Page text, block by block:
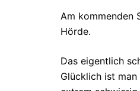
Am kommenden
Hörde.
Das eigentlich
Glücklich ist